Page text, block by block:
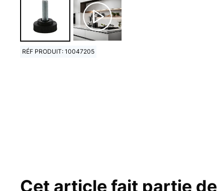
RÉF PRODUIT: 10047205
Cet article fait partie de